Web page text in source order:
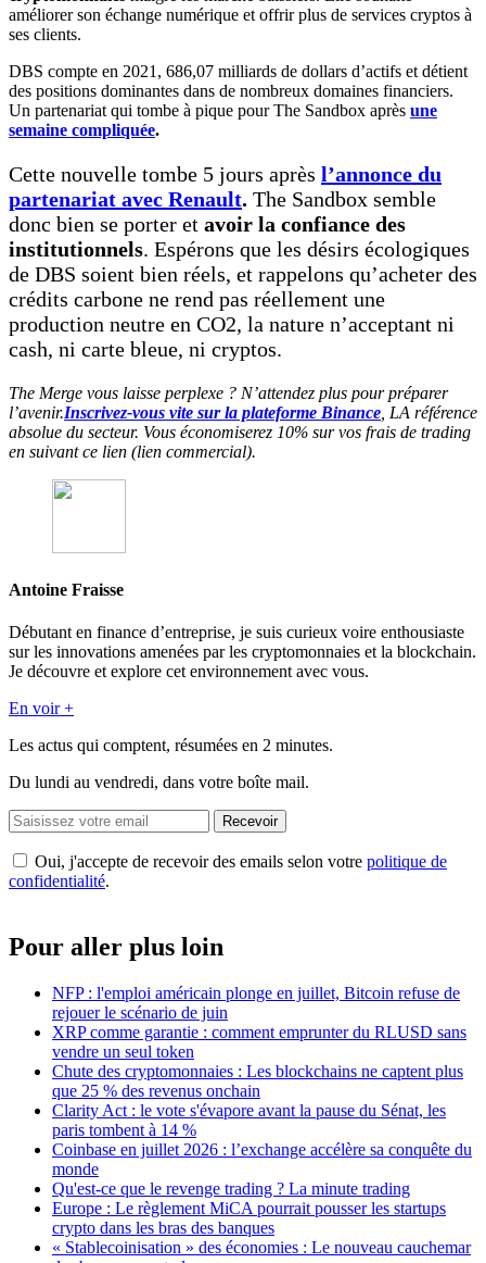
améliorer son échange numérique et offrir plus de services cryptos à
ses clients.
DBS compte en 2021, 686,07 milliards de dollars d’actifs et détient
des positions dominantes dans de nombreux domaines financiers.
Un partenariat qui tombe à pique pour The Sandbox après une
semaine compliquée.
Cette nouvelle tombe 5 jours après l’annonce du
partenariat avec Renault. The Sandbox semble
donc bien se porter et avoir la confiance des
institutionnels. Espérons que les désirs écologiques
de DBS soient bien réels, et rappelons qu’acheter des
crédits carbone ne rend pas réellement une
production neutre en CO2, la nature n’acceptant ni
cash, ni carte bleue, ni cryptos.
The Merge vous laisse perplexe ? N’attendez plus pour préparer
l’avenir.Inscrivez-vous vite sur la plateforme Binance , LA référence
absolue du secteur. Vous économiserez 10% sur vos frais de trading
en suivant ce lien (lien commercial).
Antoine Fraisse
Débutant en finance d’entreprise, je suis curieux voire enthousiaste
sur les innovations amenées par les cryptomonnaies et la blockchain.
Je découvre et explore cet environnement avec vous.
En voir +
Les actus qui comptent, résumées en 2 minutes.
Du lundi au vendredi, dans votre boîte mail.
Recevoir
Oui, j'accepte de recevoir des emails selon votre politique de
confidentialité.
Pour aller plus loin
NFP : l'emploi américain plonge en juillet, Bitcoin refuse de
rejouer le scénario de juin
XRP comme garantie : comment emprunter du RLUSD sans
vendre un seul token
Chute des cryptomonnaies : Les blockchains ne captent plus
que 25 % des revenus onchain
Clarity Act : le vote s'évapore avant la pause du Sénat, les
paris tombent à 14 %
Coinbase en juillet 2026 : l’exchange accélère sa conquête du
monde
Qu'est-ce que le revenge trading ? La minute trading
Europe : Le règlement MiCA pourrait pousser les startups
crypto dans les bras des banques
« Stablecoinisation » des économies : Le nouveau cauchemar